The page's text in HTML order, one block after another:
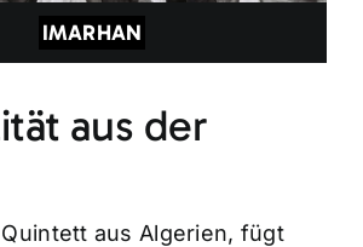
IMARHAN
aus der
aus Algerien, fügt